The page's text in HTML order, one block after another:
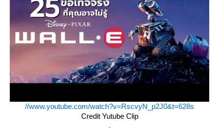
//www.youtube.com/watch?v=RscvyN_p2J0&t=628s
Credit Yutube Clip
.